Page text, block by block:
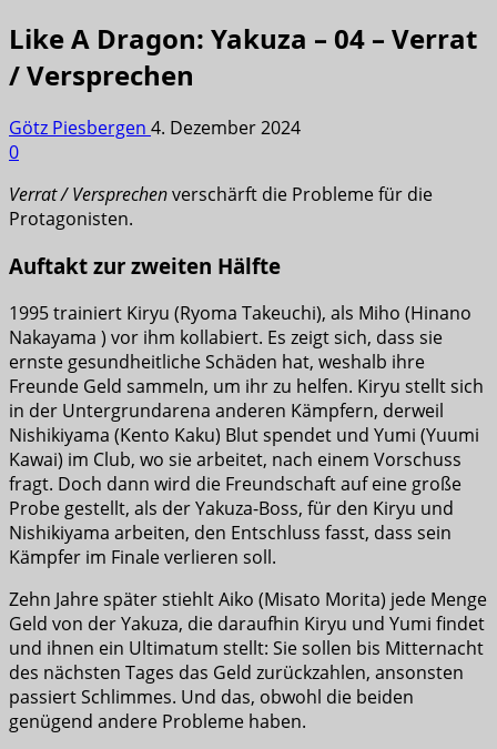
Like A Dragon: Yakuza – 04 – Verrat
/ Versprechen
Götz Piesbergen 4. Dezember 2024
0
Verrat / Versprechenverschärft die Probleme für die
Protagonisten.
Auftakt zur zweiten Hälfte
1995 trainiert Kiryu (Ryoma Takeuchi), als Miho (Hinano
Nakayama ) vor ihm kollabiert. Es zeigt sich, dass sie
ernste gesundheitliche Schäden hat, weshalb ihre
Freunde Geld sammeln, um ihr zu helfen. Kiryu stellt sich
in der Untergrundarena anderen Kämpfern, derweil
Nishikiyama (Kento Kaku) Blut spendet und Yumi (Yuumi
Kawai) im Club, wo sie arbeitet, nach einem Vorschuss
fragt. Doch dann wird die Freundschaft auf eine große
Probe gestellt, als der Yakuza-Boss, für den Kiryu und
Nishikiyama arbeiten, den Entschluss fasst, dass sein
Kämpfer im Finale verlieren soll.
Zehn Jahre später stiehlt Aiko (Misato Morita) jede Menge
Geld von der Yakuza, die daraufhin Kiryu und Yumi findet
und ihnen ein Ultimatum stellt: Sie sollen bis Mitternacht
des nächsten Tages das Geld zurückzahlen, ansonsten
passiert Schlimmes. Und das, obwohl die beiden
genügend andere Probleme haben.